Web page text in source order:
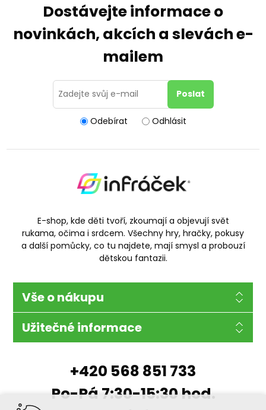
Dostávejte informace o
novinkách, akcích a slevách e-
mailem
Odebírat Odhlásit
E-shop, kde děti tvoří, zkoumají a objevují svět
rukama, očima i srdcem. Všechny hry, hračky, pokusy
a další pomůcky, co tu najdete, mají smysl a probouzí
dětskou fantazii.
Vše o nákupu
Užitečné informace
+420 568 851 733
Po-Pá 7:30-15:30 hod.